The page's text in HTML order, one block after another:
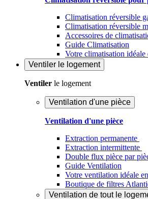
Climatisation réversible
Climatisation réversible
Accessoires de
Guide Climatisation
Votre climatisation idéale
Ventiler le logement
Ventiler le logement
Ventilation d'une pièce
Ventilation d'une pièce
Extraction permanente
Extraction intermittente
Double flux pièce par
Guide Ventilation
Votre ventilation idéale
Boutique de filtres
Ventilation de tout le